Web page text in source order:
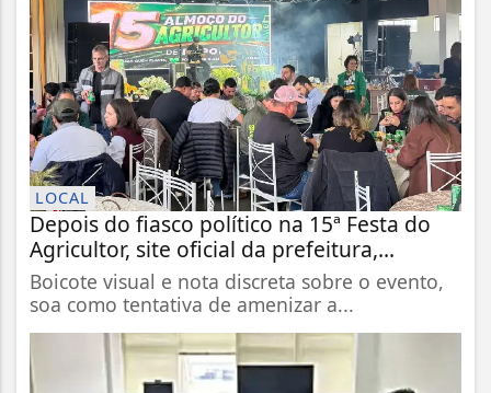
LOCAL
Depois do fiasco político na 15ª Festa do
Agricultor, site oficial da prefeitura,...
Boicote visual e nota discreta sobre o evento,
soa como tentativa de amenizar a...